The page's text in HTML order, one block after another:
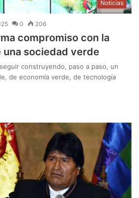
Noticias
0 206
compromiso con la
sociedad verde
construyendo, paso a paso, un
de economía verde, de tecnología